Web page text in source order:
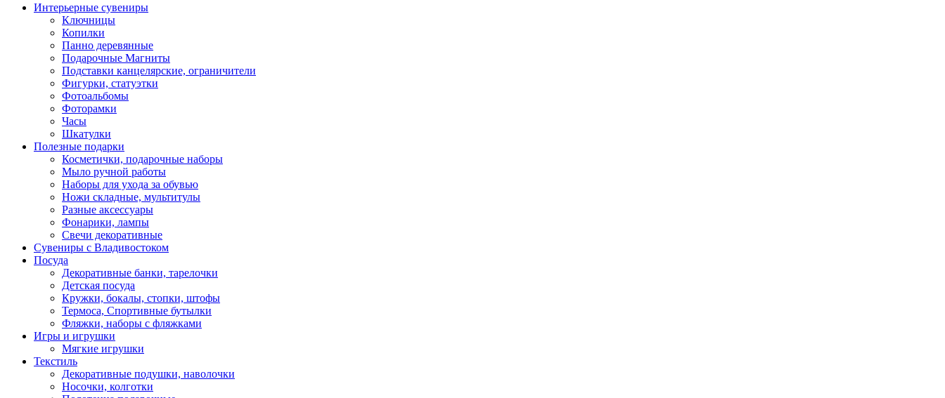
Интерьерные сувениры
Ключницы
Копилки
Панно деревянные
Подарочные Магниты
Подставки канцелярские, ограничители
Фигурки, статуэтки
Фотоальбомы
Фоторамки
Часы
Шкатулки
Полезные подарки
Косметички, подарочные наборы
Мыло ручной работы
Наборы для ухода за обувью
Ножи складные, мультитулы
Разные аксессуары
Фонарики, лампы
Свечи декоративные
Сувениры с Владивостоком
Посуда
Декоративные банки, тарелочки
Детская посуда
Кружки, бокалы, стопки, штофы
Термоса, Спортивные бутылки
Фляжки, наборы с фляжками
Игры и игрушки
Мягкие игрушки
Текстиль
Декоративные подушки, наволочки
Носочки, колготки